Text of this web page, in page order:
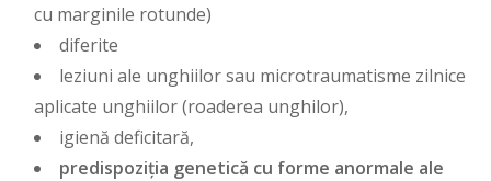
cu marginile rotunde)
diferite
leziuni ale unghiilor sau microtraumatisme zilnice
aplicate unghiilor (roaderea unghilor),
igienă deficitară,
predispoziția genetică cu forme anormale ale